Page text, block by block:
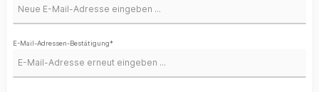
E-Mail-Adressen-Bestätigung*